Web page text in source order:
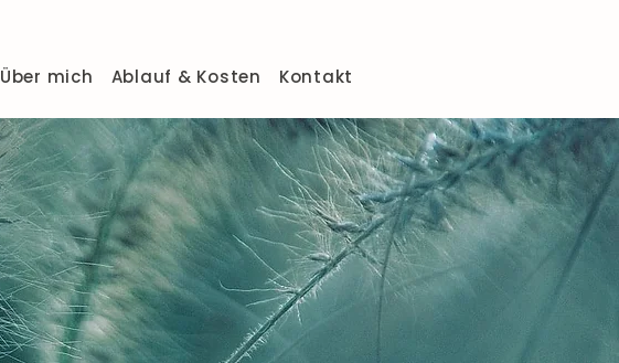
Über mich Ablauf & Kosten Kontakt